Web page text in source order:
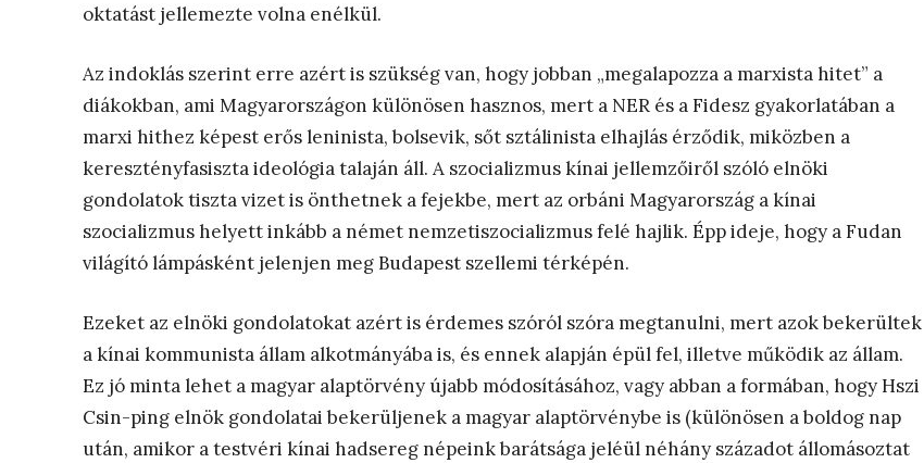
oktatást jellemezte volna enélkül.
Az indoklás szerint erre azért is szükség van, hogy jobban „megalapozza a marxista hitet” a
diákokban, ami Magyarországon különösen hasznos, mert a NER és a Fidesz gyakorlatában a
marxi hithez képest erős leninista, bolsevik, sőt sztálinista elhajlás érződik, miközben a
keresztényfasiszta ideológia talaján áll. A szocializmus kínai jellemzőiről szóló elnöki
gondolatok tiszta vizet is önthetnek a fejekbe, mert az orbáni Magyarország a kínai
szocializmus helyett inkább a német nemzetiszocializmus felé hajlik. Épp ideje, hogy a Fudan
világító lámpásként jelenjen meg Budapest szellemi térképén.
Ezeket az elnöki gondolatokat azért is érdemes szóról szóra megtanulni, mert azok bekerültek
a kínai kommunista állam alkotmányába is, és ennek alapján épül fel, illetve működik az állam.
Ez jó minta lehet a magyar alaptörvény újabb módosításához, vagy abban a formában, hogy Hszi
Csin-ping elnök gondolatai bekerüljenek a magyar alaptörvénybe is (különösen a boldog nap
után, amikor a testvéri kínai hadsereg népeink barátsága jeléül néhány századot állomásoztat